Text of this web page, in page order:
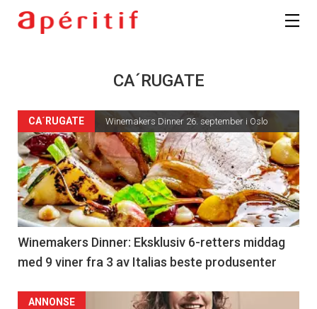
CA´RUGATE
CA´RUGATE Winemakers Dinner 26. september i Oslo
Winemakers Dinner: Eksklusiv 6-retters middag
med 9 viner fra 3 av Italias beste produsenter
ANNONSE